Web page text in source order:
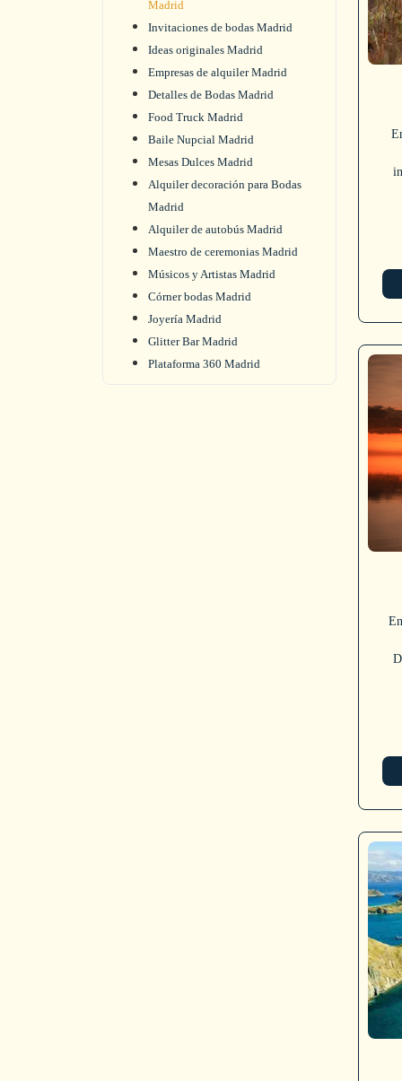
Madrid
Invitaciones de bodas Madrid
Ideas originales Madrid
Empresas de alquiler Madrid
Detalles de Bodas Madrid
Food Truck Madrid
Baile Nupcial Madrid
Mesas Dulces Madrid
Alquiler decoración para Bodas
Madrid
Alquiler de autobús Madrid
Maestro de ceremonias Madrid
Músicos y Artistas Madrid
Córner bodas Madrid
Joyería Madrid
Glitter Bar Madrid
Plataforma 360 Madrid